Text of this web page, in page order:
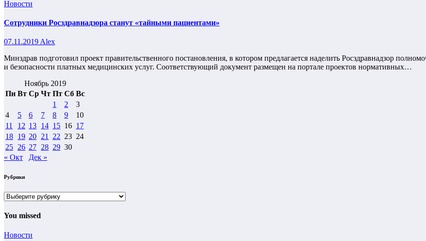
Новости
Сотрудники Росздравнадзора станут «тайными пациентами»
07.11.2019 Alex
Минздрав подготовил проект правительственного постановления, в котором предлагается наделить Росздравнадзор
и безопасности платных медицинских услуг. Соответствующий документ размещен на портале проектов нормативных…
Ноябрь 2019
Пн Вт Ср Чт Пт Сб Вс
1
2
3
4
5 6 7 8 9
10
11
12 13 14 15 16 17
18 19 20 21 22 23 24
25 26 27 28 29 30
« Окт
Дек »
Рубрики
Рубрики
You missed
Новости